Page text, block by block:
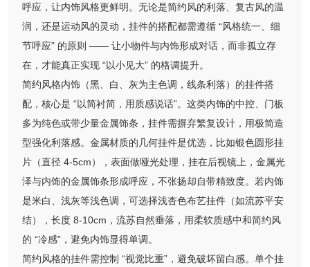
呼应，让内饰风格更鲜明。无论是简约风的利落、复古风的温
润，还是运动风的灵动，挂件的搭配都需遵循 “风格统一、细
节呼应” 的原则 —— 让小物件与内饰形成对话，而非孤立存
在，才能真正实现 “以小见大” 的格调提升。
简约风格内饰（黑、白、灰为主色调，线条利落）的挂件搭
配，核心是 “以简衬简，用质感说话”。这类内饰的中控、门板
多为纯色或带少量金属饰条，挂件需摒弃繁复设计，用极简造
型强化利落感。金属材质的几何挂件是优选，比如银色圆形挂
片（直径 4-5cm），表面做哑光处理，挂在后视镜上，金属光
泽与内饰的金属饰条形成呼应，不张扬却自带精致度。若内饰
是米白、浅灰等浅色调，可选择浅杏色布艺挂件（如流苏平安
结），长度 8-10cm，流苏自然垂落，用柔软质感中和简约风
的 “冷感”，避免内饰显得单调。
简约风格的挂件需控制 “视觉比重”，避免破坏留白感。单个挂